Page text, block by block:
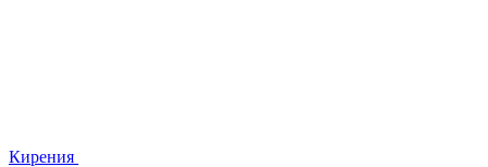
Кирения